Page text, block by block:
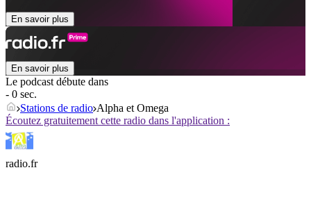
En savoir plus
En savoir plus
Le podcast débute dans
- 0 sec.
Stations de radio Alpha et Omega
Écoutez gratuitement cette radio dans l'application :
radio.fr